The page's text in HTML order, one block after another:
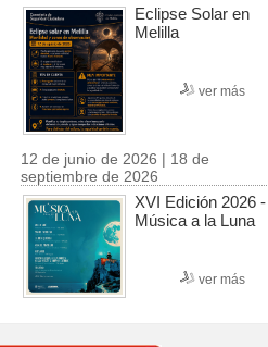
Eclipse Solar en
Melilla
ver más
12 de junio de 2026 | 18 de
septiembre de 2026
XVI Edición 2026 -
Música a la Luna
ver más